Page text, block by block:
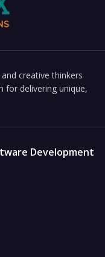
creative thinkers
for delivering unique,
Development